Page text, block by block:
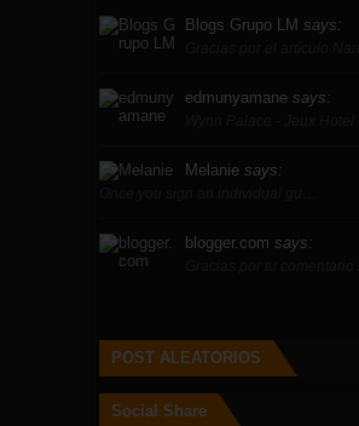
Blogs Grupo LM says:
edmunyamane says:
Melanie says:
blogger.com says:
POST ALEATORIOS
Social Share